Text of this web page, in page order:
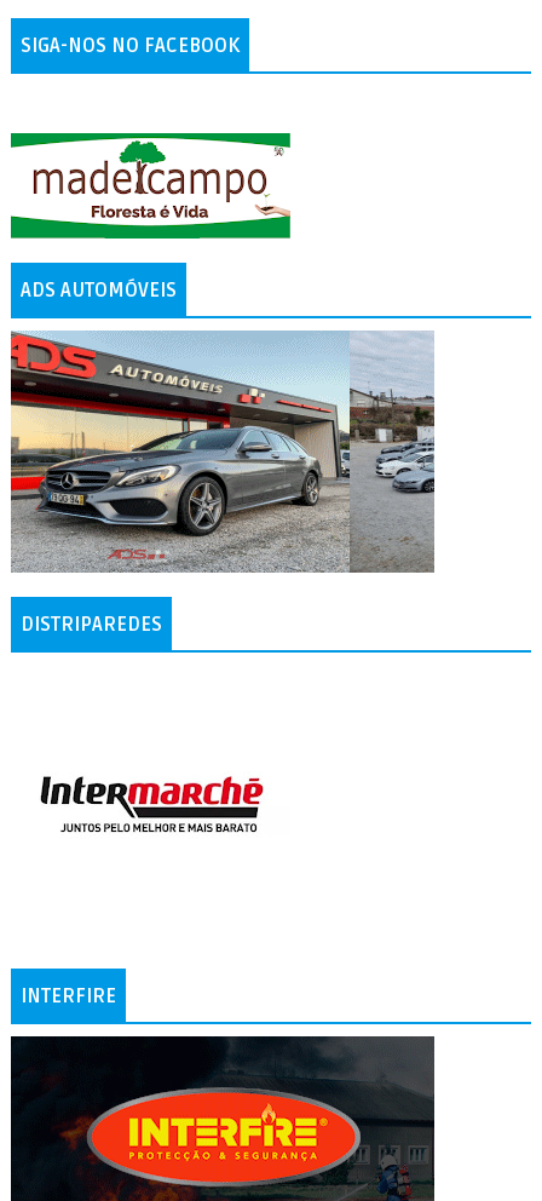
SIGA-NOS NO FACEBOOK
ADS AUTOMÓVEIS
DISTRIPAREDES
INTERFIRE